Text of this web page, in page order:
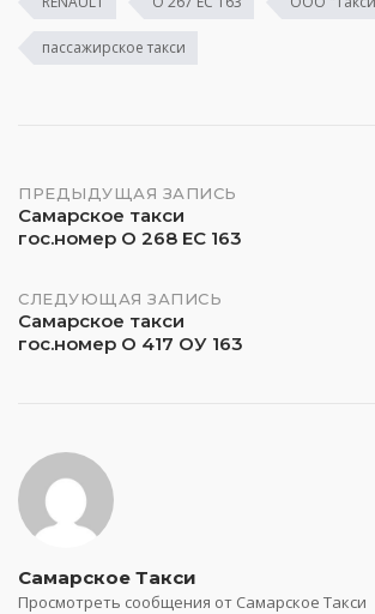
пассажирское такси
Навигация
по
записям
ПРЕДЫДУЩАЯ ЗАПИСЬ
Самарское такси
гос.номер О 268 ЕС 163
СЛЕДУЮЩАЯ ЗАПИСЬ
Самарское такси
гос.номер О 417 ОУ 163
Самарское Такси
Просмотреть сообщения от Самарское Такси